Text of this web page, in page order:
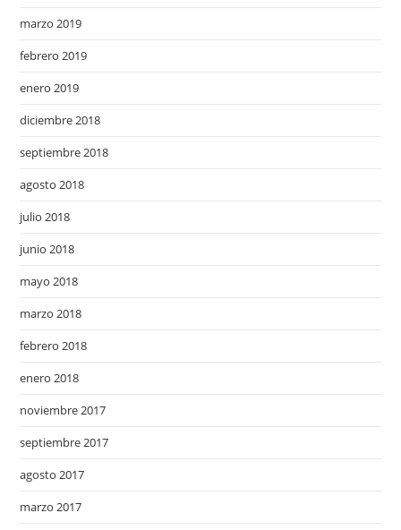
marzo 2019
febrero 2019
enero 2019
diciembre 2018
septiembre 2018
agosto 2018
julio 2018
junio 2018
mayo 2018
marzo 2018
febrero 2018
enero 2018
noviembre 2017
septiembre 2017
agosto 2017
marzo 2017